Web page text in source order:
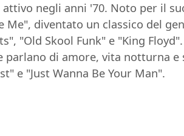
negli anni '70. Noto per il
diventato un classico del
"Old Skool Funk" e "King
di amore, vita notturna e
e "Just Wanna Be Your Man".